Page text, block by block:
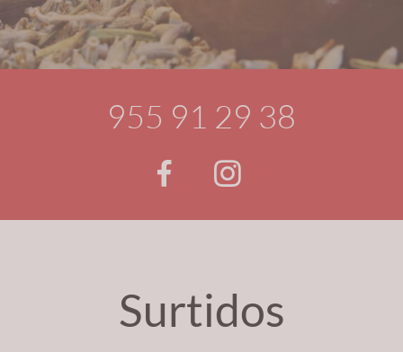
955 91 29 38
Surtidos